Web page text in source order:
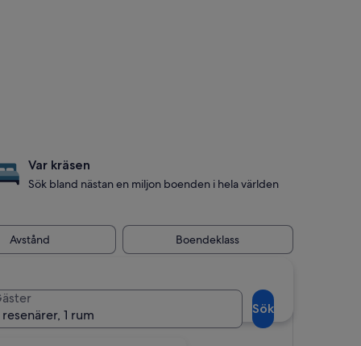
1 rum
Sök
Var kräsen
Sök bland nästan en miljon boenden i hela världen
Avstånd Boendeklass
dos Reis Centro